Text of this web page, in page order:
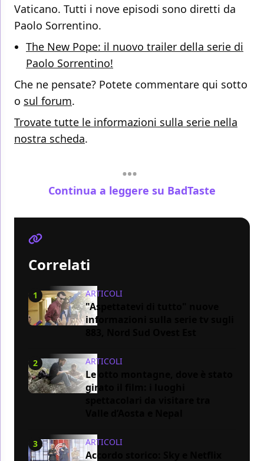
Vaticano. Tutti i nove episodi sono diretti da
Paolo Sorrentino.
The New Pope: il nuovo trailer della serie di
Paolo Sorrentino!
Che ne pensate? Potete commentare qui sotto
o sul forum.
Trovate tutte le informazioni sulla serie nella
nostra scheda.
Continua a leggere su BadTaste
Correlati
1 ARTICOLI
"Aspettatevi di tutto" nuove
informazioni sulla serie tv sugli
2 ARTICOLI
Le otto montagne, dove è stato
girato il film: i luoghi
3 ARTICOLI
Accordo storico: Sky e Netflix